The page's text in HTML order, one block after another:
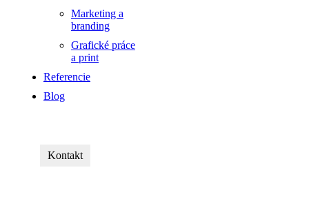
Marketing a
branding
Grafické práce
a print
Referencie
Blog
Kontakt